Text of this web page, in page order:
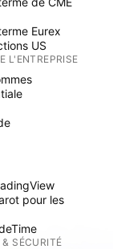
Eurex
US
L'ENTREPRISE
pour les
SÉCURITÉ